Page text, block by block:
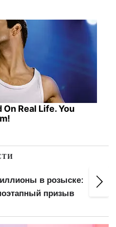
Real Life. You
в розыске:
призыв